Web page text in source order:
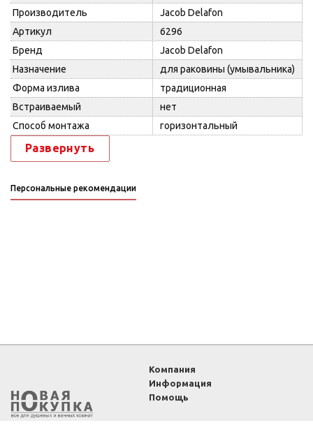
Производитель
Jacob Delafon
Артикул
6296
Бренд
Jacob Delafon
Назначение
для раковины (умывальника)
Форма излива
традиционная
Встраиваемый
нет
Способ монтажа
горизонтальный
Развернуть
Персональные рекомендации
Компания
Информация
Помощь